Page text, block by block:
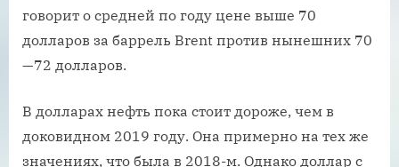
говорит о средней по году цене выше 70
долларов за баррель Brent против нынешних 70
—72 долларов.
В долларах нефть пока стоит дороже, чем в
доковидном 2019 году. Она примерно на тех же
значениях, что была в 2018-м. Однако доллар с